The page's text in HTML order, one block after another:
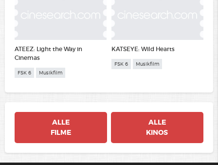
ATEEZ: Light the Way in
Cinemas
FSK 6 Musikfilm
KATSEYE: Wild Hearts
FSK 6 Musikfilm
ALLE
FILME
ALLE
KINOS